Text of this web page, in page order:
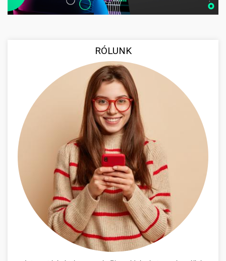
RÓLUNK